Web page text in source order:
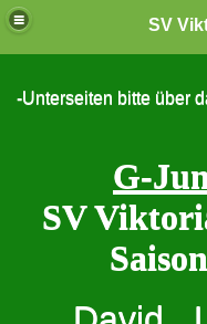
-Unterseiten bitte über
G-
SV